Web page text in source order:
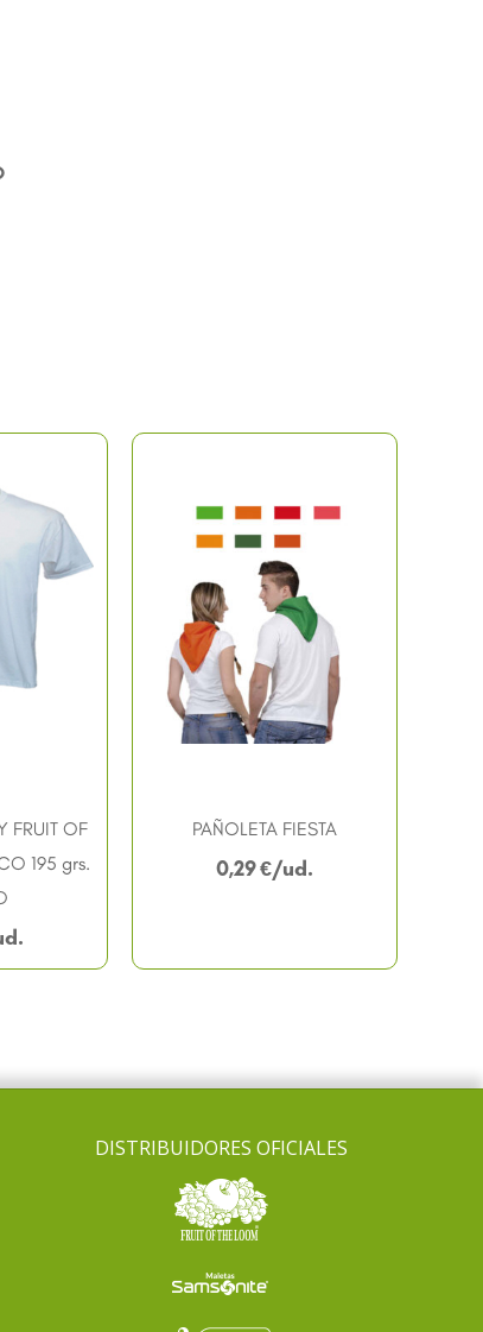
FRUIT OF
195 grs.
PAÑOLETA FIESTA
0,29€
DISTRIBUIDORES OFICIALES